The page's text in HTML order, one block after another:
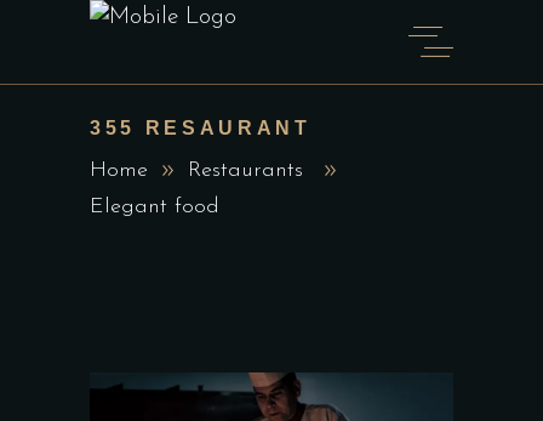
355 RESAURANT
Home
Restaurants
Elegant food